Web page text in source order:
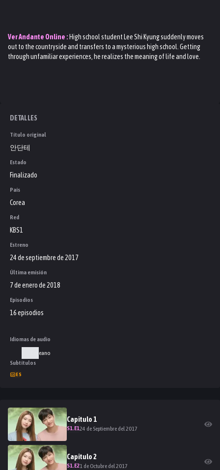
VerAndante Online : High school student Lee Shi Kyung suddenly moves
out to the countryside and transfers to a mysterious high school. Getting
through unfamiliar experiences, he realizes the meaning of life and love.
DETALLES
Título original
안단테
Estado
Finalizado
País
Corea
Red
KBS1
Estreno
24 de septiembre de 2017
Última emisión
7 de enero de 2018
Episodios
16 episodios
Idiomas de audio
Coreano
Subtítulos
ES
Capitulo 1
S1.E124 de Septiembre del 2017
Capitulo2
S1.E21 de Octubre del 2017